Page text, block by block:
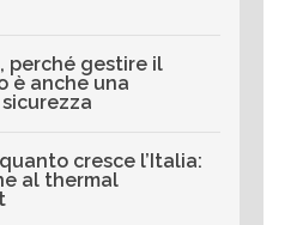
perché gestire il
è anche una
cresce l’Italia:
al thermal